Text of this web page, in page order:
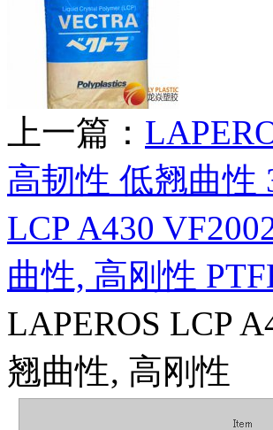
上一篇：
高韧性 低翘曲性
LCP A430
曲性, 高刚性
LAPEROS LCP
翘曲性, 高刚性